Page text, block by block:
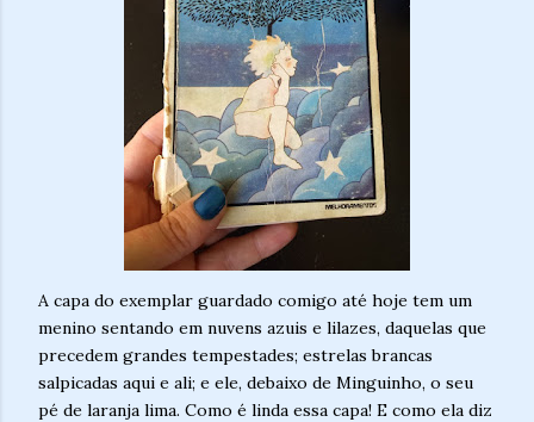
A capa do exemplar guardado comigo até hoje tem um
menino sentando em nuvens azuis e lilazes, daquelas que
precedem grandes tempestades; estrelas brancas
salpicadas aqui e ali; e ele, debaixo de Minguinho, o seu
pé de laranja lima. Como é linda essa capa! E como ela diz